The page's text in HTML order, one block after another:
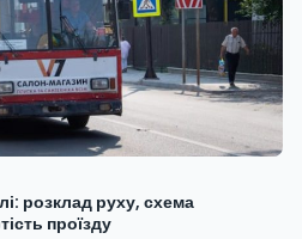
розклад руху, схема
проїзду